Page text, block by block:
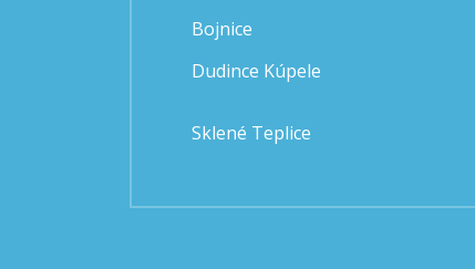
Bojnice
Dudince Kúpele
Sklené Teplice